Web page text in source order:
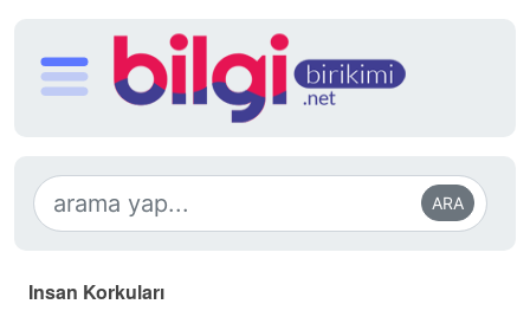
ARA
Insan Korkuları